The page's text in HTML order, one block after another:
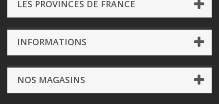
LES PROVINCES DE FRANCE
INFORMATIONS
NOS MAGASINS